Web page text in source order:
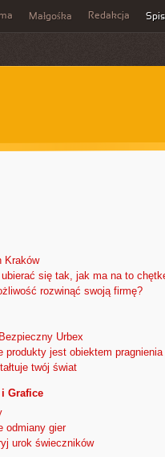
Małgośka Redakcja
Kraków
się tak, jak ma na to
rozwinąć swoją firmę?
Urbex
produkty jest obiektem
twój świat
Grafice
odmiany gier
urok świeczników